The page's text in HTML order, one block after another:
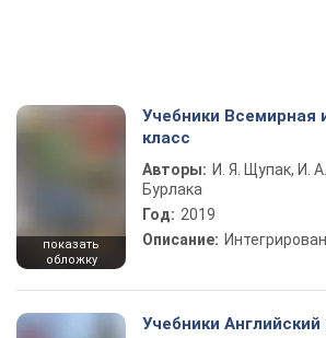
показать
обложку
Учебники Всемирная
класс
Авторы: И. Я. Щупак, И.
Бурлака
Год: 2019
Описание:
Учебники